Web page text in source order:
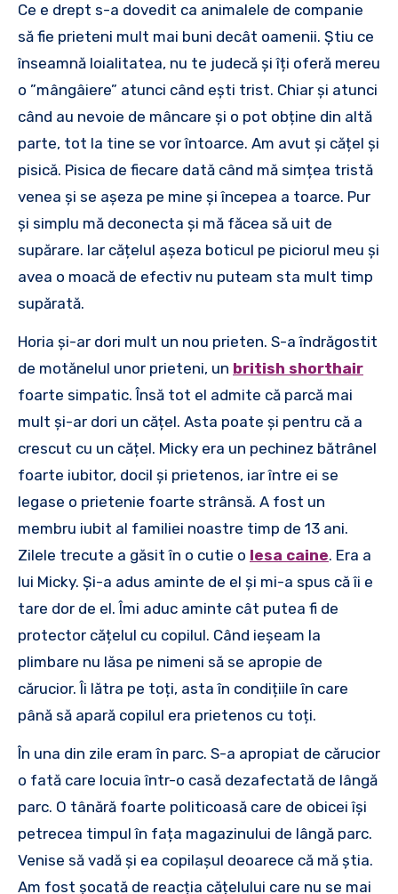
Ce e drept s-a dovedit ca animalele de companie
să fie prieteni mult mai buni decât oamenii. Știu ce
înseamnă loialitatea, nu te judecă și îți oferă mereu
o ”mângâiere” atunci când ești trist. Chiar și atunci
când au nevoie de mâncare și o pot obține din altă
parte, tot la tine se vor întoarce. Am avut și cățel și
pisică. Pisica de fiecare dată când mă simțea tristă
venea și se așeza pe mine și începea a toarce. Pur
și simplu mă deconecta și mă făcea să uit de
supărare. Iar cățelul așeza boticul pe piciorul meu și
avea o moacă de efectiv nu puteam sta mult timp
supărată.
Horia și-ar dori mult un nou prieten. S-a îndrăgostit
de motănelul unor prieteni, un british shorthair
foarte simpatic. Însă tot el admite că parcă mai
mult și-ar dori un cățel. Asta poate și pentru că a
crescut cu un cățel. Micky era un pechinez bătrânel
foarte iubitor, docil și prietenos, iar între ei se
legase o prietenie foarte strânsă. A fost un
membru iubit al familiei noastre timp de 13 ani.
Zilele trecute a găsit în o cutie o lesa caine. Era a
lui Micky. Și-a adus aminte de el și mi-a spus că îi e
tare dor de el. Îmi aduc aminte cât putea fi de
protector cățelul cu copilul. Când ieșeam la
plimbare nu lăsa pe nimeni să se apropie de
cărucior. Îi lătra pe toți, asta în condițiile în care
până să apară copilul era prietenos cu toți.
În una din zile eram în parc. S-a apropiat de cărucior
o fată care locuia într-o casă dezafectată de lângă
parc. O tânără foarte politicoasă care de obicei își
petrecea timpul în fața magazinului de lângă parc.
Venise să vadă și ea copilașul deoarece că mă știa.
Am fost șocată de reacția cățelului care nu se mai